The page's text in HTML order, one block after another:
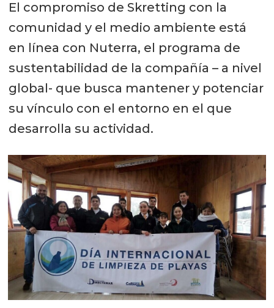
El compromiso de Skretting con la
comunidad y el medio ambiente está
en línea con Nuterra, el programa de
sustentabilidad de la compañía – a nivel
global- que busca mantener y potenciar
su vínculo con el entorno en el que
desarrolla su actividad.